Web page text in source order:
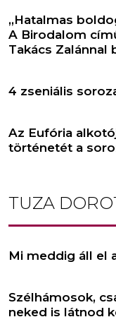
,,Hatalmas
A Birodalom
Takács Zalánnal
4 zseniális
Az Eufória
történetét a
TUZA
Mi meddig áll el
Szélhámosok,
neked is látnod